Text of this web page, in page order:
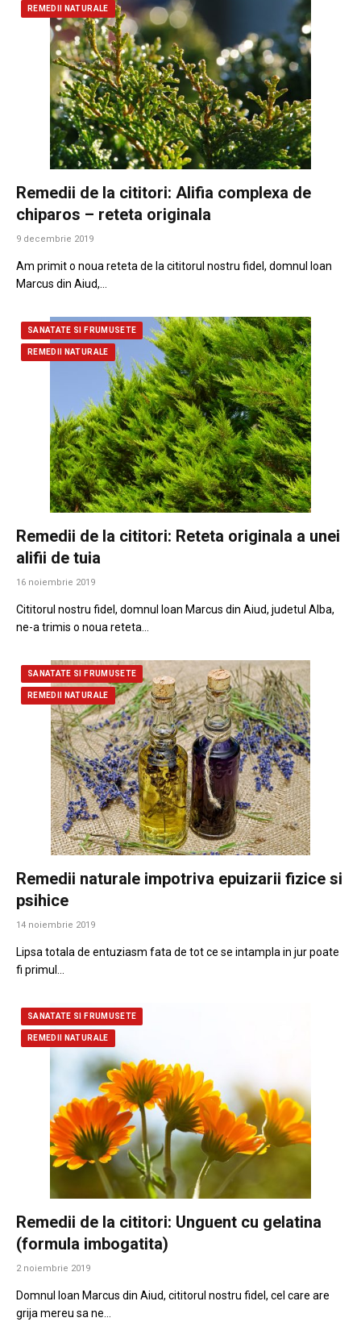
REMEDII NATURALE
Remedii de la cititori: Alifia complexa de
chiparos – reteta originala
9 decembrie 2019
Am primit o noua reteta de la cititorul nostru fidel, domnul Ioan
Marcus din Aiud,…
SANATATE SI FRUMUSETE
REMEDII NATURALE
Remedii de la cititori: Reteta originala a unei
alifii de tuia
16 noiembrie 2019
Cititorul nostru fidel, domnul Ioan Marcus din Aiud, judetul Alba,
ne-a trimis o noua reteta…
SANATATE SI FRUMUSETE
REMEDII NATURALE
Remedii naturale impotriva epuizarii fizice si
psihice
14 noiembrie 2019
Lipsa totala de entuziasm fata de tot ce se intampla in jur poate
fi primul…
SANATATE SI FRUMUSETE
REMEDII NATURALE
Remedii de la cititori: Unguent cu gelatina
(formula imbogatita)
2 noiembrie 2019
Domnul Ioan Marcus din Aiud, cititorul nostru fidel, cel care are
grija mereu sa ne…